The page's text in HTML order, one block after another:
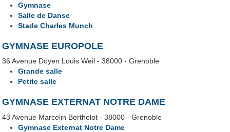
Gymnase
Salle de Danse
Stade Charles Munch
GYMNASE EUROPOLE
36 Avenue Doyen Louis Weil - 38000 - Grenoble
Grande salle
Petite salle
GYMNASE EXTERNAT NOTRE DAME
43 Avenue Marcelin Berthelot - 38000 - Grenoble
Gymnase Externat Notre Dame